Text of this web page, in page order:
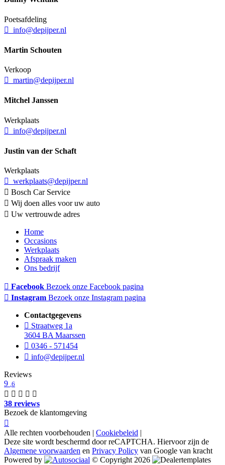
Poetsafdeling
info@depijper.nl
Martin Schouten
Verkoop
martin@depijper.nl
Mitchel Janssen
Werkplaats
info@depijper.nl
Justin van der Schaft
Werkplaats
werkplaats@depijper.nl
Bosch Car Service
Wij doen alles voor uw auto
Uw vertrouwde adres
Home
Occasions
Werkplaats
Afspraak maken
Ons bedrijf
Facebook Bezoek onze Facebook pagina
Instagram Bezoek onze Instagram pagina
Contactgegevens
Straatweg 1a
3604 BA Maarssen
0346 - 571454
info@depijper.nl
Reviews
9 ,6
38 reviews
Bezoek de klantomgeving
Alle rechten voorbehouden | Cookiebeleid |
Deze site wordt beschermd door reCAPTCHA. Hiervoor zijn de
Algemene voorwaarden en Privacy Policy van Google van kracht
Powered by
© Copyright 2026